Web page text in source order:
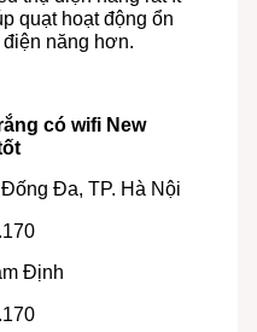
quạt hoạt động ổn
năng hơn.
có wifi New
Đa, TP. Hà Nội
Định